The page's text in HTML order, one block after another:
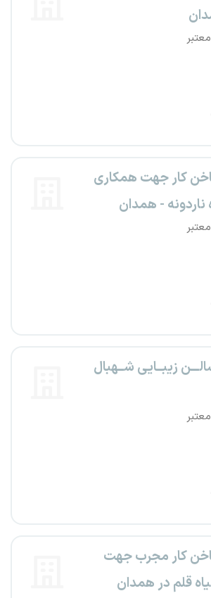
کار جهت همکاری
ناردونه - همدان
زیبــایی شــهبال
کار مجرب جهت
قلم در همدان